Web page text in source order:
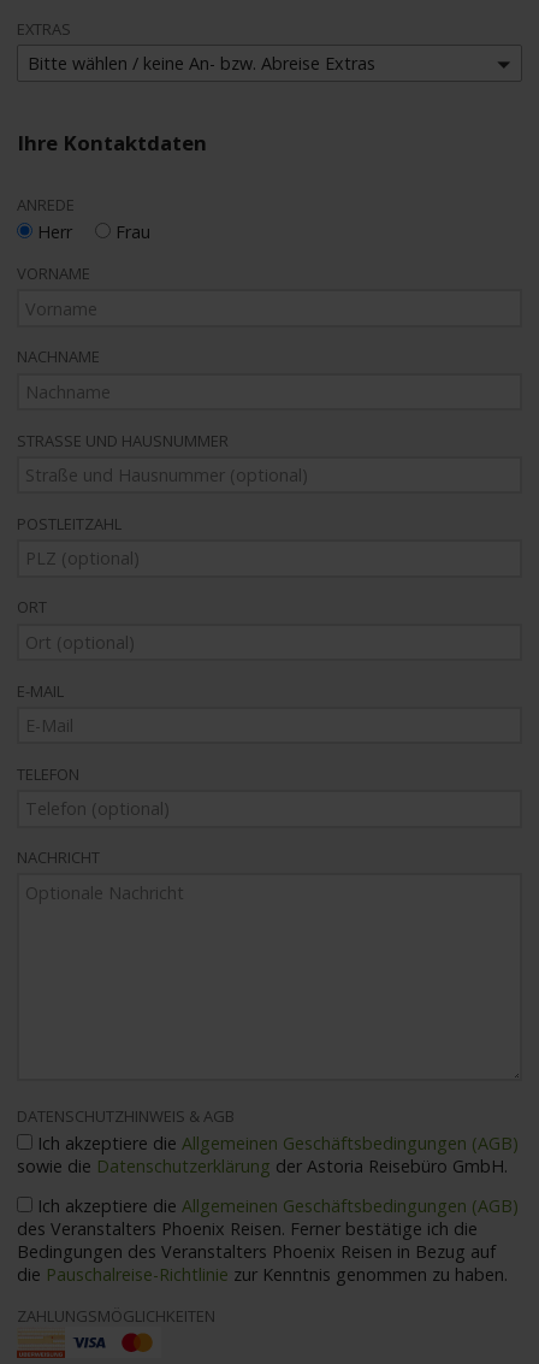
EXTRAS
Bitte wählen / keine An- bzw. Abreise Extras
Ihre Kontaktdaten
ANREDE
Herr Frau
VORNAME
NACHNAME
STRASSE UND HAUSNUMMER
POSTLEITZAHL
ORT
E-MAIL
TELEFON
NACHRICHT
DATENSCHUTZHINWEIS & AGB
Ich akzeptiere dieAllgemeinen Geschäftsbedingungen (AGB)
sowie die Datenschutzerklärung der Astoria Reisebüro GmbH.
Ich akzeptiere dieAllgemeinen Geschäftsbedingungen (AGB)
des Veranstalters Phoenix Reisen. Ferner bestätige ich die
Bedingungen des Veranstalters Phoenix Reisen in Bezug auf
die Pauschalreise-Richtlinie zur Kenntnis genommen zu haben.
ZAHLUNGSMÖGLICHKEITEN